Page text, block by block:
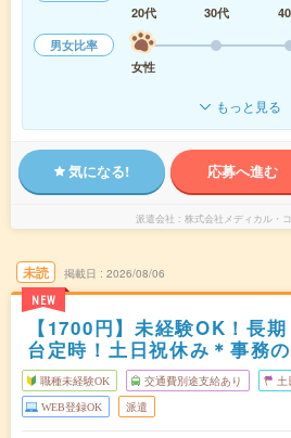
20代
30代
男女比率
女性
もっと見る
気になる! 応募へ進む
派遣会社 株式会社メディカル・
未読
NEW
掲載日 2026/08/06
【1700円】未経験OK！長
台定時！土日祝休み＊事務
職種未経験OK 交通費別途支給あり 土
WEB登録OK 派遣